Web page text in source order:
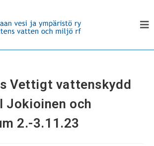
Vettigt vattenskydd
och
2.-3.11.23